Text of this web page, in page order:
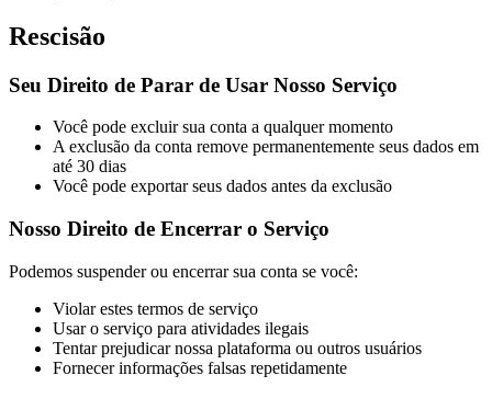
Rescisão
Seu Direito de Parar de Usar Nosso Serviço
Você pode excluir sua conta a qualquer momento
A exclusão da conta remove permanentemente seus dados em
até 30 dias
Você pode exportar seus dados antes da exclusão
Nosso Direito de Encerrar o Serviço
Podemos suspender ou encerrar sua conta se você:
Violar estes termos de serviço
Usar o serviço para atividades ilegais
Tentar prejudicar nossa plataforma ou outros usuários
Fornecer informações falsas repetidamente